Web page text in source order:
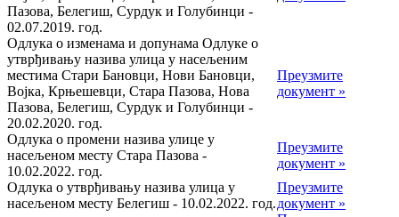
Пазова, Белегиш, Сурдук и Голубинци -
02.07.2019. год.
Одлука о изменама и допунама Одлуке о
утврђивању назива улица у насељеним
местима Стари Бановци, Нови Бановци,
Војка, Крњешевци, Стара Пазова, Нова
Пазова, Белегиш, Сурдук и Голубинци -
20.02.2020. год.
Преузмите
документ »
Одлука о промени назива улице у
насељеном месту Стара Пазова -
10.02.2022. год.
Преузмите
документ »
Одлука о утврђивању назива улица у
насељеном месту Белегиш - 10.02.2022. год.
Преузмите
документ »